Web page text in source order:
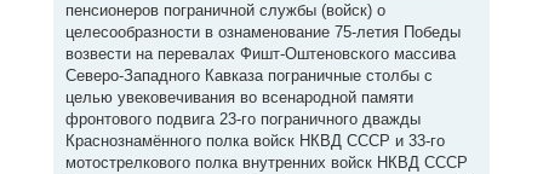
пенсионеров пограничной службы (войск) о
целесообразности в ознаменование 75-летия Победы
возвести на перевалах Фишт-Оштеновского массива
Северо-Западного Кавказа пограничные столбы с
целью увековечивания во всенародной памяти
фронтового подвига 23-го пограничного дважды
Краснознамённого полка войск НКВД СССР и 33-го
мотострелкового полка внутренних войск НКВД СССР